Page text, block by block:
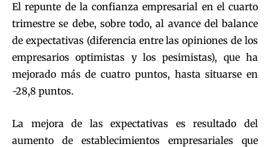
El repunte de la confianza empresarial en el cuarto
trimestre se debe, sobre todo, al avance del balance
de expectativas (diferencia entre las opiniones de los
empresarios optimistas y los pesimistas), que ha
mejorado más de cuatro puntos, hasta situarse en
-28,8 puntos.
La mejora de las expectativas es resultado del
aumento de establecimientos empresariales que